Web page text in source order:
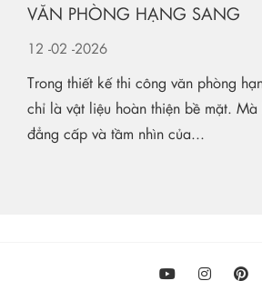
VĂN PHÒNG HẠNG SANG
12 -02 -2026
Trong thiết kế thi công văn phòng
chỉ là vật liệu hoàn thiện bề mặt. Mà
đẳng cấp và tầm nhìn của...